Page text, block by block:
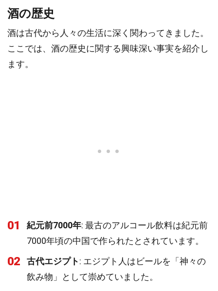
酒の歴史
酒は古代から人々の生活に深く関わってきました。
ここでは、酒の歴史に関する興味深い事実を紹介し
ます。
01 紀元前7000年: 最古のアルコール飲料は紀元前
7000年頃の中国で作られたとされています。
02 古代エジプト: エジプト人はビールを「神々の
飲み物」として崇めていました。